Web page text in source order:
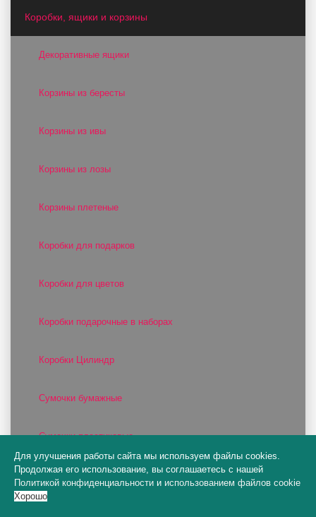
Коробки, ящики и корзины
Декоративные ящики
Корзины из бересты
Корзины из ивы
Корзины из лозы
Корзины плетеные
Коробки для подарков
Коробки для цветов
Коробки подарочные в наборах
Коробки Цилиндр
Сумочки бумажные
Сумочки пластиковые
Цилиндры и конусы для цветов
Для улучшения работы сайта мы используем файлы cookies.
Продолжая его использование, вы соглашаетесь с нашей
Политикой конфиденциальности и использованием файлов cookie
Хорошо